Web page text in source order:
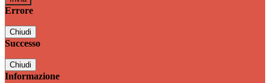
Errore
Chiudi
Successo
Chiudi
Informazione